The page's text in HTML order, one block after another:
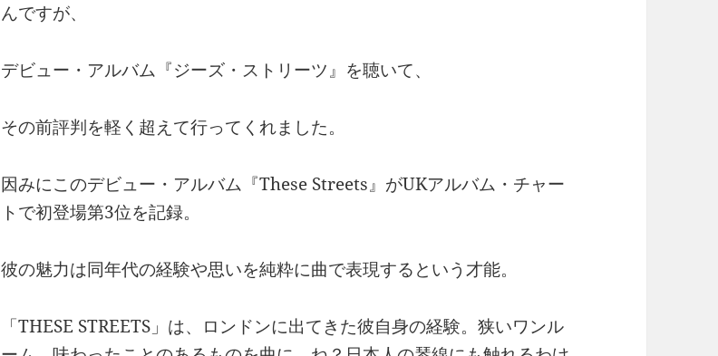
んですが、
デビュー・アルバム『ジーズ・ストリーツ』を聴いて、
その前評判を軽く超えて行ってくれました。
因みにこのデビュー・アルバム『These Streets』がUKアルバム・チャー
トで初登場第3位を記録。
彼の魅力は同年代の経験や思いを純粋に曲で表現するという才能。
「THESE STREETS」は、ロンドンに出てきた彼自身の経験。狭いワンル